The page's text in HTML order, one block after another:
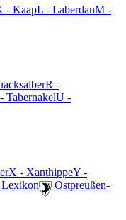
- KaapL - LaberdanM -
R -
TabernakelU -
X - XanthippeY -
Lexikon
️ Ostpreußen-